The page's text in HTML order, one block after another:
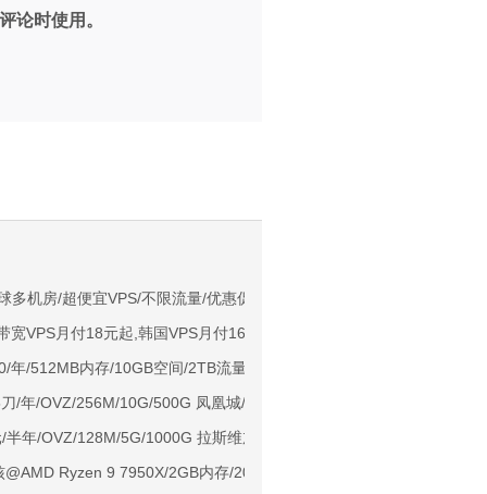
论时使用。
支持主流AI访问
下单送30元
/KVM/深港IX/双端独立IP/香港原生IP
CMIN2/软银等线路
国内优化网络
多机房/超便宜VPS/不限流量/优惠促销中/多种支付方式
宽VPS月付18元起,韩国VPS月付16元起,日本/俄罗斯/洛杉矶Cera月付
年/512MB内存/10GB空间/2TB流量/KVM/洛杉矶/迈阿密
/年/OVZ/256M/10G/500G 凤凰城/圣何塞/洛杉矶
年/OVZ/128M/5G/1000G 拉斯维加斯
Ryzen 9 7950X/2GB内存/20GB NVMe空间/10TB流量/10Gbps